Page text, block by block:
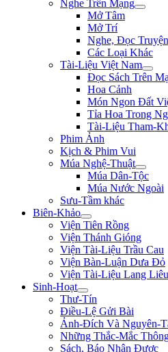
Nghe Trên Mạng
Mở Tâm
Mở Trí
Nghe, Đọc Truyện
Các Loại Khác
Tài-Liệu Việt Nam
Đọc Sách Trên
Hoa Cảnh
Món Ngon Đất
Tỉa Hoa Trong
Tài-Liệu Tham-
Phim Ảnh
Kịch & Phim Vui
Múa Nghệ-Thuật
Múa Dân-Tộc
Múa Nước Ngoài
Sưu-Tầm khác
Biên-Khảo
Viện Tiên Rồng
Viện Thánh Gióng
Viện Tài-Liệu Trầu Cau
Viện Bàn-Luận Dưa Đỏ
Viện Tài-Liệu Lang Liêu
Sinh-Hoạt
Thư-Tín
Điều-Lệ Gửi Bài
Ảnh-Đích Và Nguyên-
Những Thắc-Mắc
Sách, Báo Nhận Được